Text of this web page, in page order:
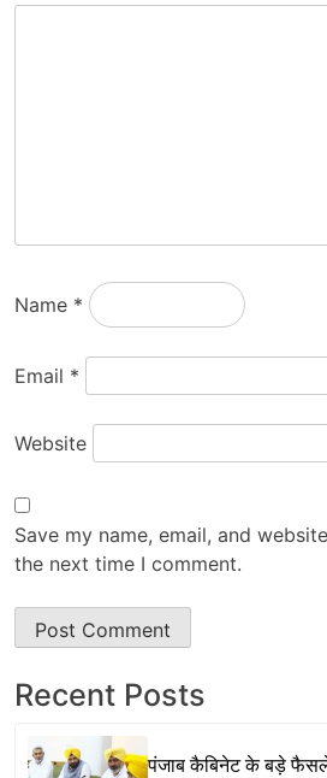
Name *
Email *
Website
Save my name, email, and
the next time I comment.
Recent Posts
पंजाब कैबिनेट के बड़े